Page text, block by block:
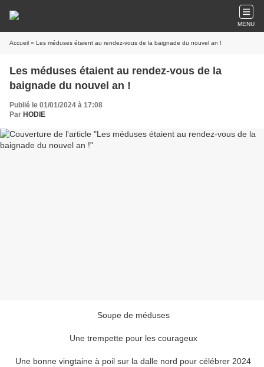
MENU
Accueil » Les méduses étaient au rendez-vous de la baignade du nouvel an !
Les méduses étaient au rendez-vous de la
baignade du nouvel an !
Publié le 01/01/2024 à 17:08
Par HODIE
Soupe de méduses
Une trempette pour les courageux
Une bonne vingtaine à poil sur la dalle nord pour célébrer 2024